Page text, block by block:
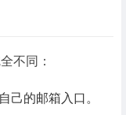
不同：
己的邮箱入口。